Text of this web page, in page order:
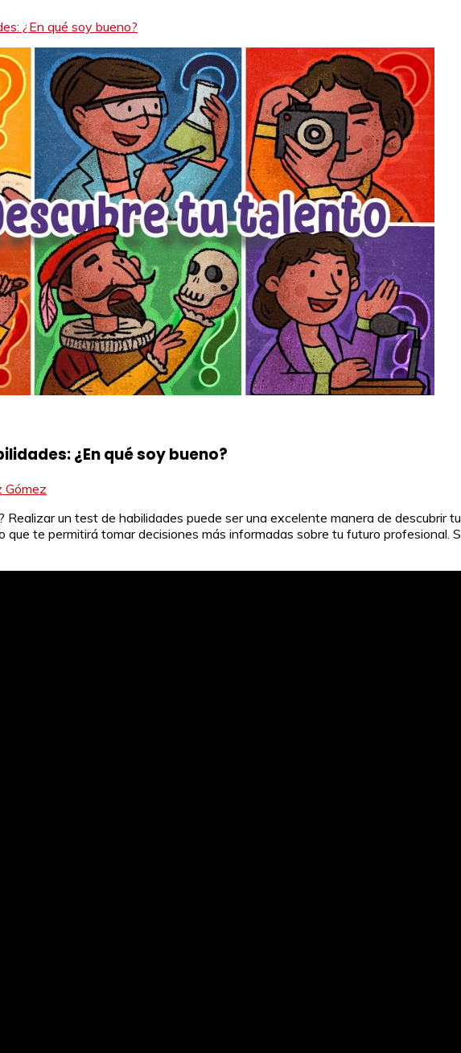
¿En qué soy bueno?
¿En qué soy bueno?
Gómez
Realizar un test de habilidades puede ser una excelente manera de descubrir
te permitirá tomar decisiones más informadas sobre tu futuro profesional.